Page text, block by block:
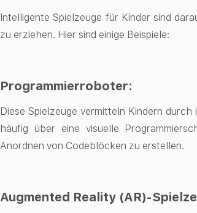
Intelligente Spielzeuge für Kinder sind
zu erziehen. Hier sind einige Beispiele:
Programmierroboter:
Diese Spielzeuge vermitteln Kindern
häufig über eine visuelle
Anordnen von Codeblöcken zu erstellen.
Augmented Reality (AR)-